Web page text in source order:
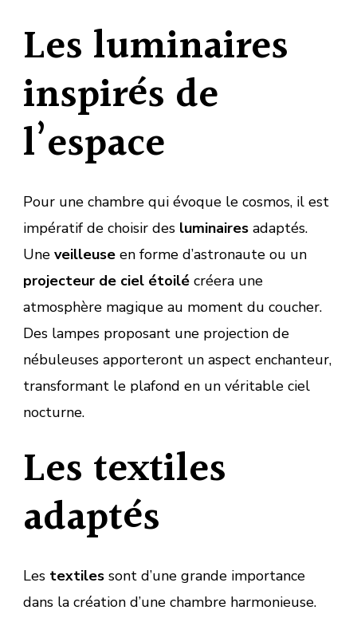
Les luminaires
inspirés de
l’espace
Pour une chambre qui évoque le cosmos, il est
impératif de choisir des luminaires adaptés.
Une veilleuse en forme d’astronaute ou un
projecteur de ciel étoilé créera une
atmosphère magique au moment du coucher.
Des lampes proposant une projection de
nébuleuses apporteront un aspect enchanteur,
transformant le plafond en un véritable ciel
nocturne.
Les textiles
adaptés
Les textiles sont d’une grande importance
dans la création d’une chambre harmonieuse.